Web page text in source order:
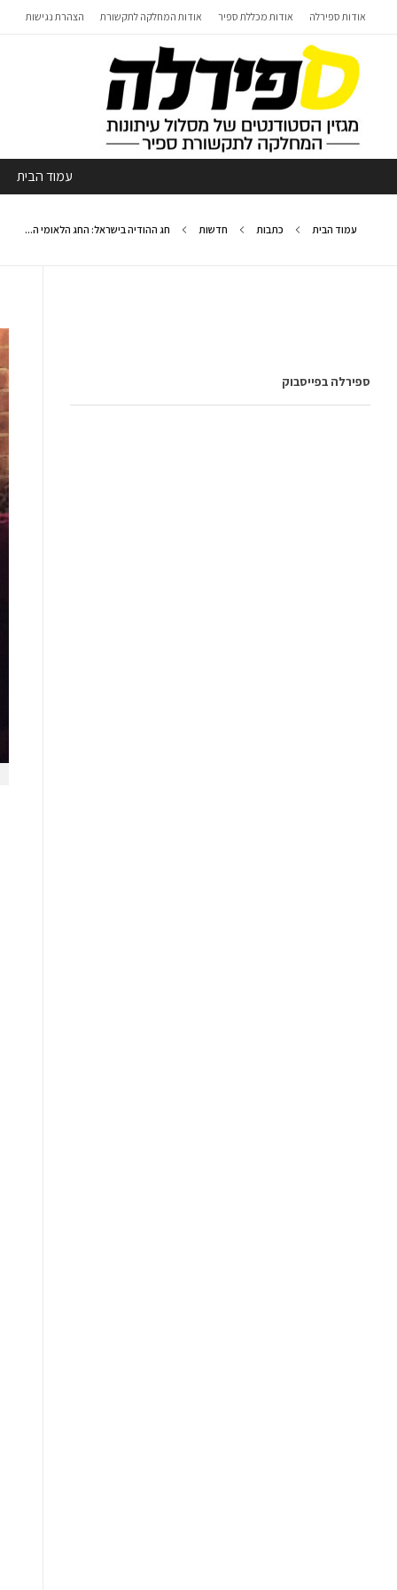
אודות ספירלה אודות מכללת ספיר אודות המחלקה לתקשורת הצהרת נגישות
עמוד הבית
עמוד הבית כתבות חדשות חג ההודיה בישראל: החג הלאומי ה...
ספירלה בפייסבוק